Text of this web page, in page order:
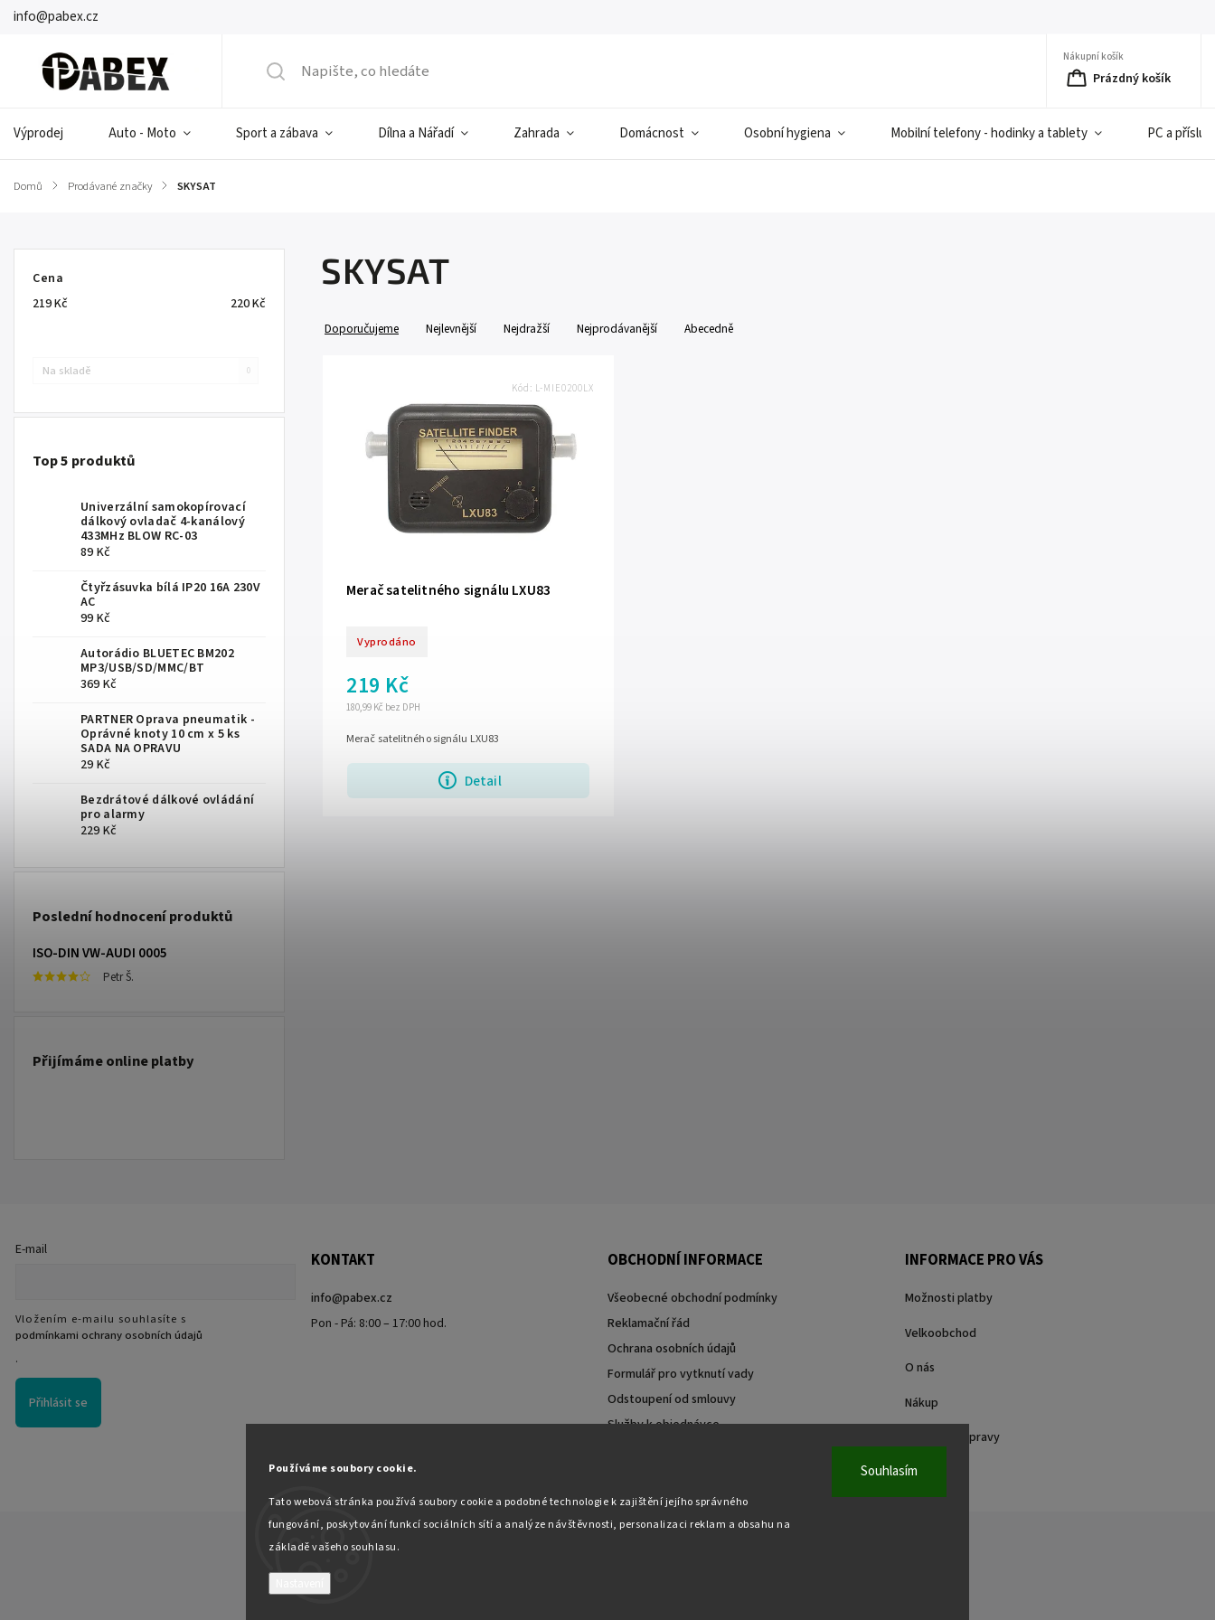
Používáme soubory cookie.
Tato webová stránka používá soubory cookie a podobné technologie k zajištění jejího správného
fungování, poskytování funkcí sociálních sítí a analýze návštěvnosti, personalizaci reklam a obsahu na
základě vašeho souhlasu.
Souhlasím
info@pabex.cz
Nákupní košík
Prázdný košík
Výprodej Auto - Moto Sport a zábava Dílna a Nářadí Zahrada Domácnost Osobní hygiena Mobilní telefony - hodinky a tablety PC a
Domů / Prodávané značky / SKYSAT
Cena
219Kč 220Kč
Na skladě 0
Top 5 produktů
Univerzální samokopírovací
dálkový ovladač 4-kanálový
433MHz BLOW RC-03
89 Kč
Čtyřzásuvka bílá IP20 16A 230V
AC
99 Kč
Autorádio BLUETEC BM202
MP3/USB/SD/MMC/BT
369 Kč
PARTNER Oprava pneumatik -
Oprávné knoty 10 cm x 5 ks
SADA NA OPRAVU
29 Kč
Bezdrátové dálkové ovládání
pro alarmy
229 Kč
Poslední hodnocení produktů
ISO-DIN VW-AUDI 0005
Petr Š.
Přijímáme online platby
SKYSAT
Doporučujeme Nejlevnější Nejdražší Nejprodávanější Abecedně
Merač satelitného signálu LXU83
Vyprodáno
180,99 Kč bez DPH
219 Kč
Detail
Merač satelitného signálu LXU83
Kód: L-MIE0200LX
E-mail
Vložením e-mailu souhlasíte s
podmínkami ochrany osobních údajů
.
Přihlásit se
KONTAKT
info@pabex.cz
Pon - Pá: 8:00 – 17:00 hod.
OBCHODNÍ INFORMACE
Všeobecné obchodní podmínky
Reklamační řád
Ochrana osobních údajů
Formulář pro vytknutí vady
Odstoupení od smlouvy
Služby k objednávce
INFORMACE PRO VÁS
Možnosti platby
Velkoobchod
O nás
Nákup
Způsoby dopravy